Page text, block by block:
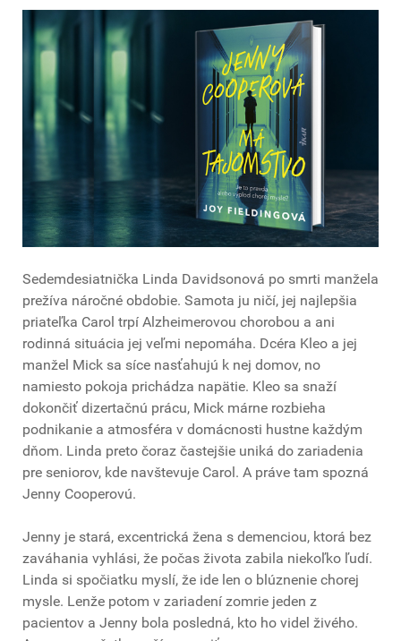
Sedemdesiatnička Linda Davidsonová po smrti manžela
prežíva náročné obdobie. Samota ju ničí, jej najlepšia
priateľka Carol trpí Alzheimerovou chorobou a ani
rodinná situácia jej veľmi nepomáha. Dcéra Kleo a jej
manžel Mick sa síce nasťahujú k nej domov, no
namiesto pokoja prichádza napätie. Kleo sa snaží
dokončiť dizertačnú prácu, Mick márne rozbieha
podnikanie a atmosféra v domácnosti hustne každým
dňom. Linda preto čoraz častejšie uniká do zariadenia
pre seniorov, kde navštevuje Carol. A práve tam spozná
Jenny Cooperovú.
Jenny je stará, excentrická žena s demenciou, ktorá bez
zaváhania vyhlási, že počas života zabila niekoľko ľudí.
Linda si spočiatku myslí, že ide len o blúznenie chorej
mysle. Lenže potom v zariadení zomrie jeden z
pacientov a Jenny bola posledná, kto ho videl živého.